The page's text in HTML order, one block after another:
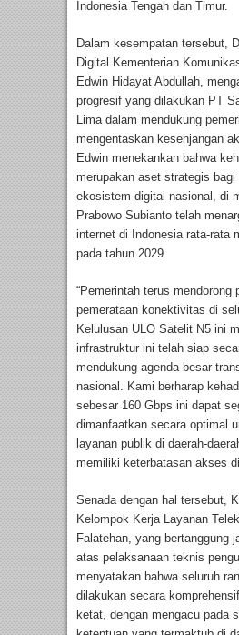
Indonesia Tengah dan Timur.
Dalam kesempatan tersebut,
Digital Kementerian
Edwin Hidayat Abdullah,
progresif yang dilakukan PT
Lima dalam mendukung
mengentaskan kesenjangan
Edwin menekankan bahwa
merupakan aset strategis bagi
ekosistem digital nasional, di
Prabowo Subianto telah
internet di Indonesia rata-rata
pada tahun 2029.
“Pemerintah terus mendorong
pemerataan konektivitas di
Kelulusan ULO Satelit N5 ini
infrastruktur ini telah siap
mendukung agenda besar
nasional. Kami berharap
sebesar 160 Gbps ini dapat
dimanfaatkan secara optimal
layanan publik di daerah-
memiliki keterbatasan akses
Senada dengan hal tersebut,
Kelompok Kerja Layanan
Falatehan, yang bertanggung
atas pelaksanaan teknis
menyatakan bahwa seluruh
dilakukan secara
ketat, dengan mengacu pada